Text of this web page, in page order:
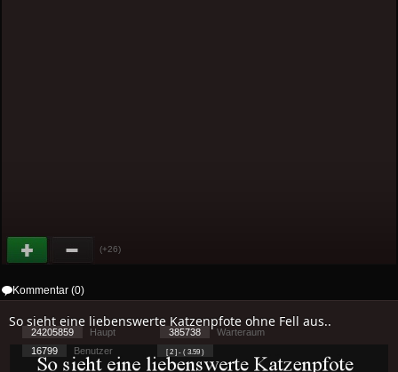
(+26)
Kommentar (0)
So sieht eine liebenswerte Katzenpfote ohne Fell aus..
24205859 Haupt 385738
Warteraum
16799
Benutzer [ 2 ] - ( 3.59 )